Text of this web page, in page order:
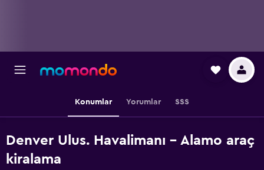
Konumlar Yorumlar SSS
Denver Ulus. Havalimanı - Alamo araç
kiralama